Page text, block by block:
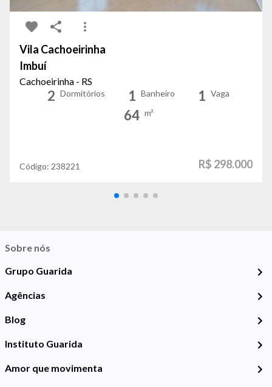
Vila Cachoeirinha
Imbuí
Cachoeirinha - RS
2 Dormitórios 1 Banheiro 1 Vaga
64 m²
Código: 238221 R$ 298.000
Sobre nós
Grupo Guarida
Agências
Blog
Instituto Guarida
Amor que movimenta